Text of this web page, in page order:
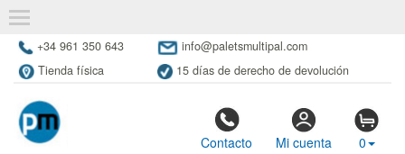
+34 961 350 643
info@paletsmultipal.com
Tienda física
15 días de derecho de devolución
Contacto Mi cuenta 0